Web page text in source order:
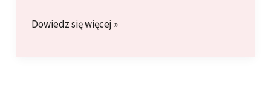
Remont
Dowiedz się więcej »